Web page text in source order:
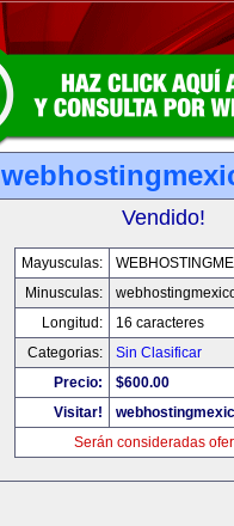
Vendido!
Mayusculas:
Minusculas:
Longitud:
16 caracteres
Categorias:
Sin Clasificar
Precio:
$600.00
Visitar!
Serán consideradas